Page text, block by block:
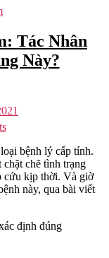
Tác Nhân
Này?
on
Sốt
Cao
Và
Nôn
Ở
Trẻ
Tác
bệnh lý cấp tính.
chặt chẽ tình trạng
cứu kịp thời. Và giờ
này, qua bài viết